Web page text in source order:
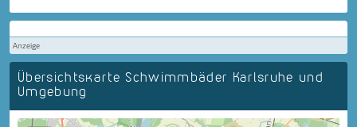
Anzeige
Übersichtskarte Schwimmbäder Karlsruhe und
Umgebung